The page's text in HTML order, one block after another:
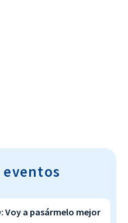
Voy a pasármelo mejor